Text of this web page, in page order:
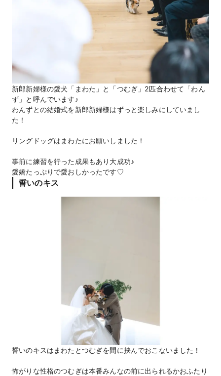
新郎新婦様の愛犬「まわた」と「つむぎ」2匹合わせて「わん
ず」と呼んでいます♪
わんずとの結婚式を新郎新婦様はずっと楽しみにしていまし
た！
リングドッグはまわたにお願いしました！
事前に練習を行った成果もあり大成功♪
愛嬌たっぷりで愛おしかったです♡
誓いのキス
誓いのキスはまわたとつむぎを間に挟んでおこないました！
怖がりな性格のつむぎは本番みんなの前に出られるかおふたり